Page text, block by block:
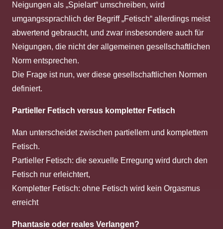
Neigungen als „Spielart“ umschreiben, wird
umgangssprachlich der Begriff „Fetisch“ allerdings meist
abwertend gebraucht, und zwar insbesondere auch für
Neigungen, die nicht der allgemeinen gesellschaftlichen
Norm entsprechen.
Die Frage ist nun, wer diese gesellschaftlichen Normen
definiert.
Partieller Fetisch versus kompletter Fetisch
Man unterscheidet zwischen partiellem und komplettem
Fetisch.
Partieller Fetisch: die sexuelle Erregung wird durch den
Fetisch nur erleichtert,
Kompletter Fetisch: ohne Fetisch wird kein Orgasmus
erreicht
Phantasie oder reales Verlangen?